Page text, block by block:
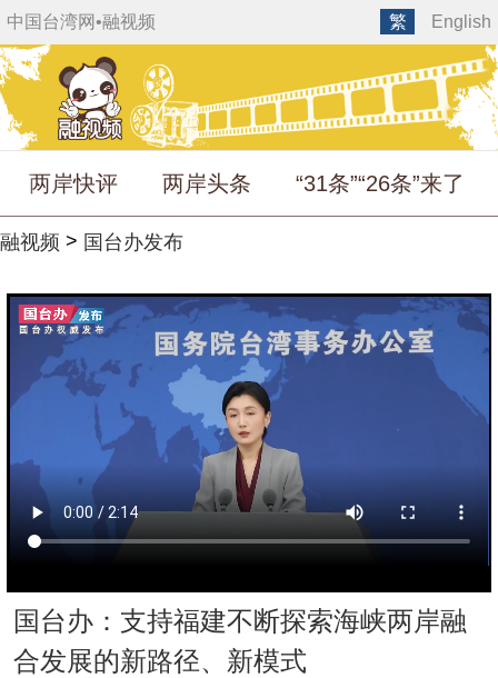
中国台湾网•融视频 English
繁
两岸快评 两岸头条 “31条”“26条”来了
融视频 > 国台办发布
国台办：支持福建不断探索海峡两岸融
合发展的新路径、新模式